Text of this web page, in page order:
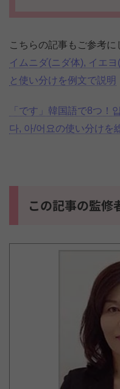
こちらの記事もご参考に
イムニダ(ニダ体), イエ
と使い分けを例文で説明
「です」韓国語で8つ！
다, 아/어요の使い分けを
この記事の監修